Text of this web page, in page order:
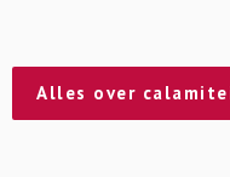
Alles over